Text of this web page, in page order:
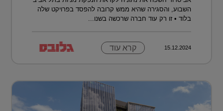
השבוע, והסגירה שהיא ממש קרובה להפסד בפרויקט שלה
בלוד • זו רק עוד חברה שרכשה בשנו...
15.12.2024 קרא עוד